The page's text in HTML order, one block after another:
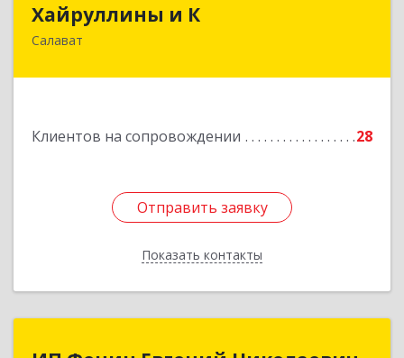
Хайруллины и К
Салават
Клиентов на сопровождении 28
Отправить заявку
Показать контакты
Отправить заявку
Назад
ИП Фенин Евгений Николаевич